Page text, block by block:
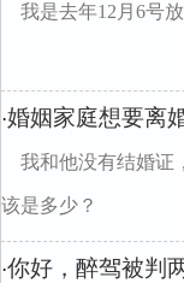
我是去年12月6号
·婚姻家庭想要离
我和他没有结婚证
该是多少？
·你好，醉驾被判